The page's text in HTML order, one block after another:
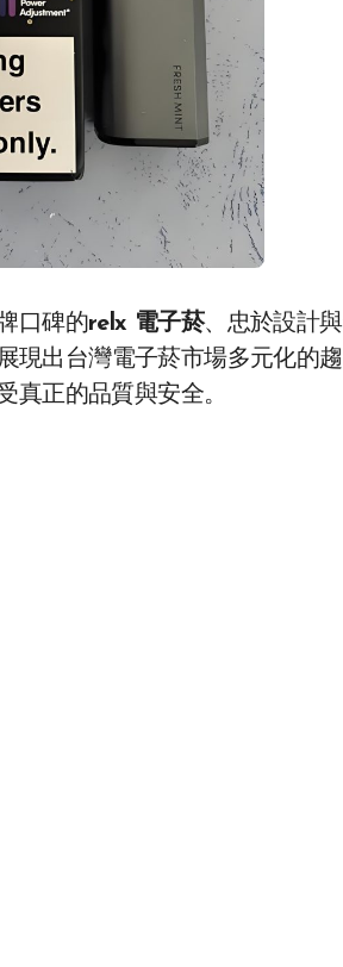
口碑的relx 電子菸、忠於設計
展現出台灣電子菸市場多元化的
真正的品質與安全。